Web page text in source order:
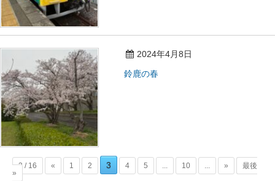
2024年4月8日
鈴鹿の春
3 / 16 « 1 2 3 4 5 10 »
最後
»